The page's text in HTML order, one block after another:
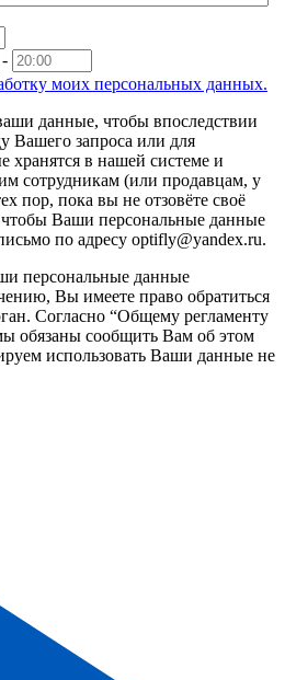
-
моих персональных данных.
данные, чтобы впоследствии
Вашего запроса или для
хранятся в нашей системе и
сотрудникам (или продавцам, у
пор, пока вы не отзовёте своё
чтобы Ваши персональные данные
по адресу optifly@yandex.ru.
персональные данные
Вы имеете право обратиться
Согласно “Общему регламенту
обязаны сообщить Вам об этом
использовать Ваши данные не